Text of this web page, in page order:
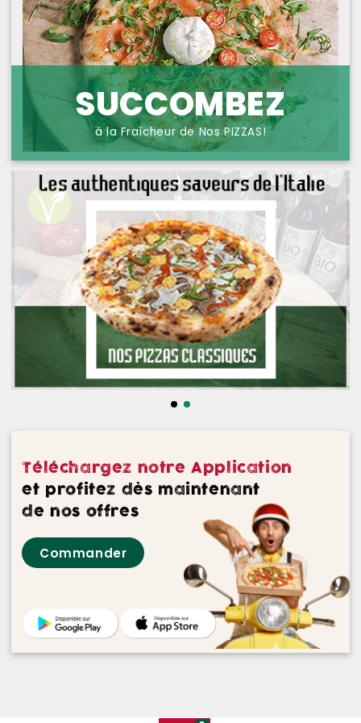
NOS PIZZAS FROMAGES
NOS SAVEURS D AILLEURS
OFFRE PRIMA
OFFRE MEZZO
MENUS BAMBINO
NOS PATES GRATINEES
NOS BURRITOS GRATINES
NOS PANINIS
NOS SALADES
NOS DESSERTS
NOS VINS ROUGES
NOS VINS ROSES
NOS VINS BLANCS
PROTECTION DES
DONNÉES
SUCCOMBEZ
à la Fraîcheur de Nos PIZZAS!
Téléchargez notre Application
et profitez dès maintenant
de nos offres
Commander